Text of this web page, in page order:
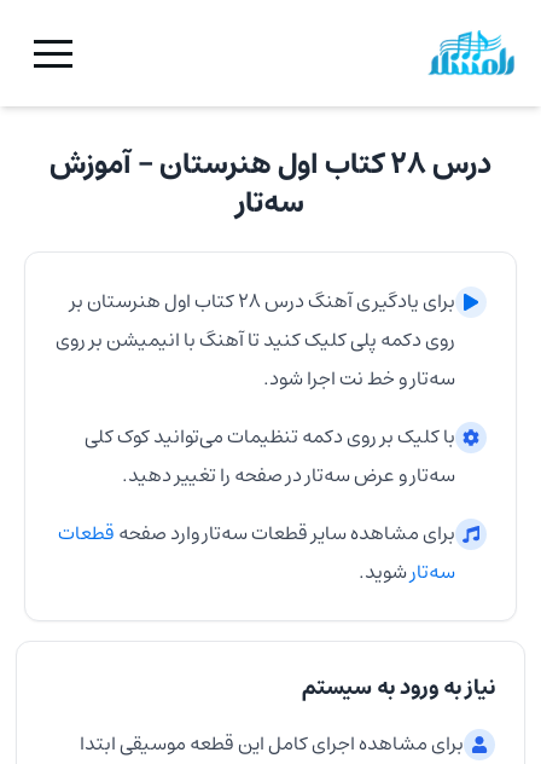
درس ۲۸ کتاب اول هنرستان - آموزش
سه‌تار
برای یادگیری آهنگدرس ۲۸ کتاب اول هنرستان
بر
روی دکمه پلی کلیک کنید تا آهنگ با انیمیشن بر روی
سه‌تارو خط نت اجرا شود.
با کلیک بر روی دکمه تنظیمات می‌توانید کوک کلی
سه‌تارو عرضسه‌تاردر صفحه را تغییر دهید.
برای مشاهده سایر قطعاتسه‌تاروارد صفحهقطعات
سه‌تارشوید.
نیاز به ورود به سیستم
برای مشاهده اجرای کامل این قطعه موسیقی ابتدا